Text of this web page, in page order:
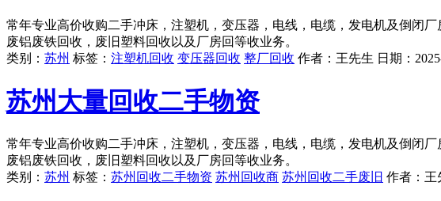
常年专业高价收购二手冲床，注塑机，变压器，电线，电缆，发电机及倒闭
废铝废铁回收，废旧塑料回收以及厂房回等收业务。
类别： 苏州 标签： 注塑机回收 变压器回收 整厂回收 作者： 王先生 日期：
苏州大量回收二手物资
常年专业高价收购二手冲床，注塑机，变压器，电线，电缆，发电机及倒闭
废铝废铁回收，废旧塑料回收以及厂房回等收业务。
类别： 苏州 标签： 苏州回收二手物资 苏州回收商 苏州回收二手废旧 作者： 王